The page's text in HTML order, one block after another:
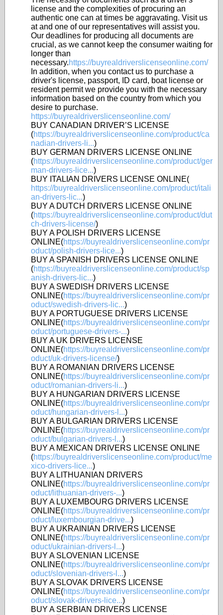
license and the complexities of procuring an
authentic one can at times be aggravating. Visit us
at and one of our representatives will assist you.
Our deadlines for producing all documents are
crucial, as we cannot keep the consumer waiting for
longer than
necessary.https://buyrealdriverslicenseonline.com/
In addition, when you contact us to purchase a
driver's license, passport, ID card, boat license or
resident permit we provide you with the necessary
information based on the country from which you
desire to purchase.
https://buyrealdriverslicenseonline.com/
BUY CANADIAN DRIVER’S LICENSE
(https://buyrealdriverslicenseonline.com/product/ca
nadian-drivers-li...)
BUY GERMAN DRIVERS LICENSE ONLINE
(https://buyrealdriverslicenseonline.com/product/ger
man-drivers-lice...)
BUY ITALIAN DRIVERS LICENSE ONLINE(
https://buyrealdriverslicenseonline.com/product/itali
an-drivers-lic...)
BUY A DUTCH DRIVERS LICENSE ONLINE
(https://buyrealdriverslicenseonline.com/product/dut
ch-drivers-license/)
BUY A POLISH DRIVERS LICENSE
ONLINE(https://buyrealdriverslicenseonline.com/pr
oduct/polish-drivers-lice...)
BUY A SPANISH DRIVERS LICENSE ONLINE
(https://buyrealdriverslicenseonline.com/product/sp
anish-drivers-lic...)
BUY A SWEDISH DRIVERS LICENSE
ONLINE(https://buyrealdriverslicenseonline.com/pr
oduct/swedish-drivers-lic...)
BUY A PORTUGUESE DRIVERS LICENSE
ONLINE(https://buyrealdriverslicenseonline.com/pr
oduct/portuguese-drivers-...)
BUY A UK DRIVERS LICENSE
ONLINE(https://buyrealdriverslicenseonline.com/pr
oduct/uk-drivers-license/)
BUY A ROMANIAN DRIVERS LICENSE
ONLINE(https://buyrealdriverslicenseonline.com/pr
oduct/romanian-drivers-li...)
BUY A HUNGARIAN DRIVERS LICENSE
ONLINE(https://buyrealdriverslicenseonline.com/pr
oduct/hungarian-drivers-l...)
BUY A BULGARIAN DRIVERS LICENSE
ONLINE(https://buyrealdriverslicenseonline.com/pr
oduct/bulgarian-drivers-l...)
BUY A MEXICAN DRIVERS LICENSE ONLINE
(https://buyrealdriverslicenseonline.com/product/me
xico-drivers-lice...)
BUY A LITHUANIAN DRIVERS
ONLINE(https://buyrealdriverslicenseonline.com/pr
oduct/lithuanian-drivers-...)
BUY A LUXEMBOURG DRIVERS LICENSE
ONLINE(https://buyrealdriverslicenseonline.com/pr
oduct/luxembourgian-drive...)
BUY A UKRAINIAN DRIVERS LICENSE
ONLINE(https://buyrealdriverslicenseonline.com/pr
oduct/ukrainian-drivers-l...)
BUY A SLOVENIAN LICENSE
ONLINE(https://buyrealdriverslicenseonline.com/pr
oduct/slovenian-drivers-l...)
BUY A SLOVAK DRIVERS LICENSE
ONLINE(https://buyrealdriverslicenseonline.com/pr
oduct/slovak-drivers-lice...)
BUY A SERBIAN DRIVERS LICENSE